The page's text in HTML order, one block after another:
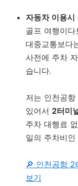
자동차 이용시
골프 여행이
대중교통보다
사전에 주차
습니다.
저는 인천공
있어서 2터미
주차 대행료
일의 주차비
🔎 인천공항 2
보기